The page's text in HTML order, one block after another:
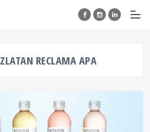
ZLATAN RECLAMA APA